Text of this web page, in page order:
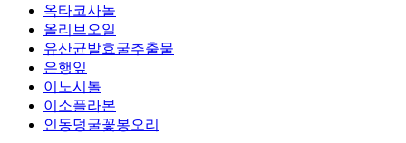
옥타코사놀
올리브오일
유산균발효굴추출물
은행잎
이노시톨
이소플라본
인동덩굴꽃봉오리